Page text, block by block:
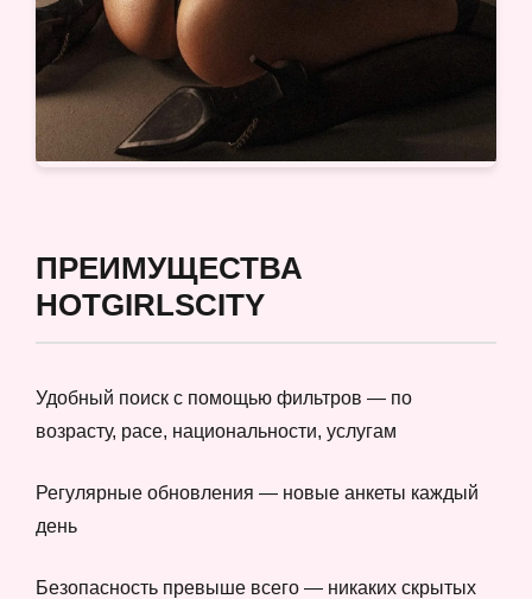
ПРЕИМУЩЕСТВА
HOTGIRLSCITY
Удобный поиск с помощью фильтров — по
возрасту, расе, национальности, услугам
Регулярные обновления — новые анкеты каждый
день
Безопасность превыше всего — никаких скрытых